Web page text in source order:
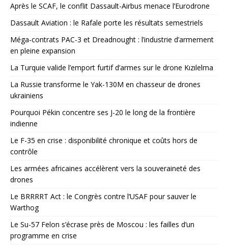
Après le SCAF, le conflit Dassault-Airbus menace l’Eurodrone
Dassault Aviation : le Rafale porte les résultats semestriels
Méga-contrats PAC-3 et Dreadnought : l’industrie d’armement
en pleine expansion
La Turquie valide l’emport furtif d’armes sur le drone Kızılelma
La Russie transforme le Yak-130M en chasseur de drones
ukrainiens
Pourquoi Pékin concentre ses J-20 le long de la frontière
indienne
Le F-35 en crise : disponibilité chronique et coûts hors de
contrôle
Les armées africaines accélèrent vers la souveraineté des
drones
Le BRRRRT Act : le Congrès contre l’USAF pour sauver le
Warthog
Le Su-57 Felon s’écrase près de Moscou : les failles d’un
programme en crise